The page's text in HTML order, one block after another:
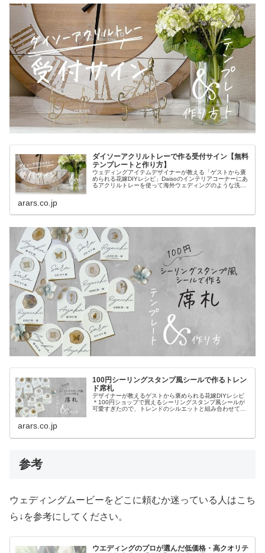
ダイソーアクリルトレーで作る受付サイン【無料
テンプレートと作り方】
ウェディングアイテムデザイナーが教える「ゲストから褒
められる花嫁DIYレシピ」Daisoのインテリアコーナーにあ
るアクリルトレーを使って海外ウェディングのような洗練
arars.co.jp
100円シーリングスタンプ風シールで作るトレン
ド席札
デザイナーが教えるゲストから褒められる花嫁DIYレシピ
＊100円ショップで買えるシーリングスタンプ風シールが
可愛すぎたので、トレンドのシルエットと組み合わせて席
arars.co.jp
参考
ウェディングムービーをどこに頼むか迷っている人はこち
ら↓を参考にしてください。
ウエディングのプロが選んだ低価格・高クオリテ